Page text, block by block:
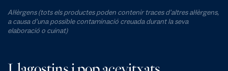
Al·lèrgens (tots els productes poden contenir traces d'altres al·lèrgens,
a causa d'una possible contaminació creuada durant la seva
elaboració o cuinat)